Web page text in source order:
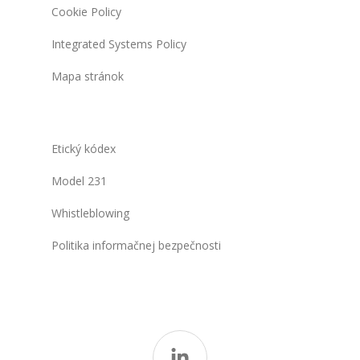
Cookie Policy
Integrated Systems Policy
Mapa stránok
Etický kódex
Model 231
Whistleblowing
Politika informačnej bezpečnosti